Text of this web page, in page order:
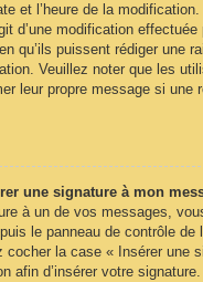
et l’heure de la
d’une modification
qu’ils puissent rédiger une
Veuillez noter que les
leur propre message si une
une signature à mon
à un de vos messages,
le panneau de contrôle de
la case « Insérer une
afin d’insérer votre